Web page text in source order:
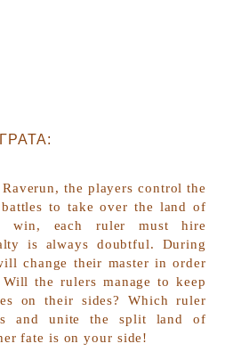
Raverun, the players control the
to take over the land of
win, each ruler must hire
is always doubtful. During
change their master in order
the rulers manage to keep
on their sides? Which ruler
and unite the split land of
fate is on your side!